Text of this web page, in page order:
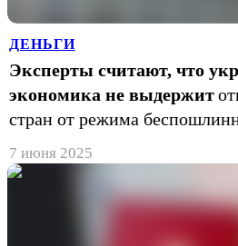
ДЕНЬГИ
Эксперты считают, что
экономика не выдержит
стран от режима
7 июня 2025